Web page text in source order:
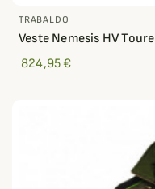
TRABALDO
Veste Nemesis HV
824,95 €